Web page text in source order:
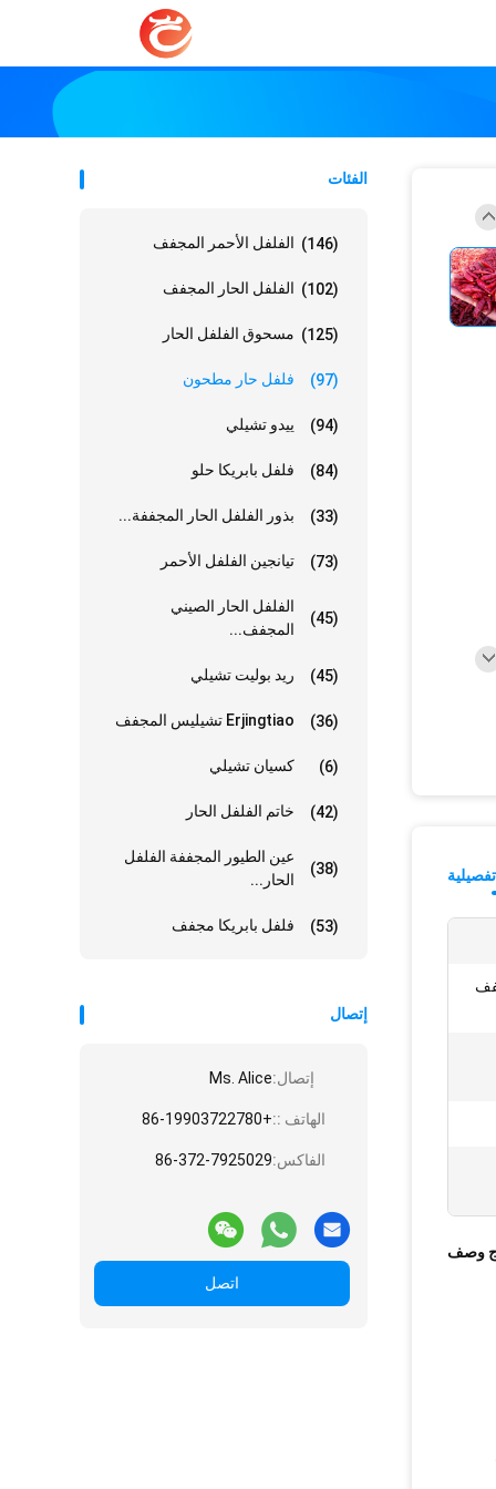
الفئات
الفلفل الأحمر المجفف (146)
الفلفل الحار المجفف (102)
مسحوق الفلفل الحار (125)
فلفل حار مطحون (97)
ييدو تشيلي (94)
فلفل بابريكا حلو (84)
بذور الفلفل الحار المجففة... (33)
تيانجين الفلفل الأحمر (73)
الفلفل الحار الصيني
المجفف...
(45)
ريد بوليت تشيلي (45)
Erjingtiao تشيليس المجفف (36)
كسيان تشيلي (6)
خاتم الفلفل الحار (42)
عين الطيور المجففة الفلفل
الحار...
(38)
فلفل بابريكا مجفف (53)
إتصال
إتصال:Ms. Alice
الهاتف ::+86-19903722780
الفاكس:86-372-7925029
اتصل
وصف